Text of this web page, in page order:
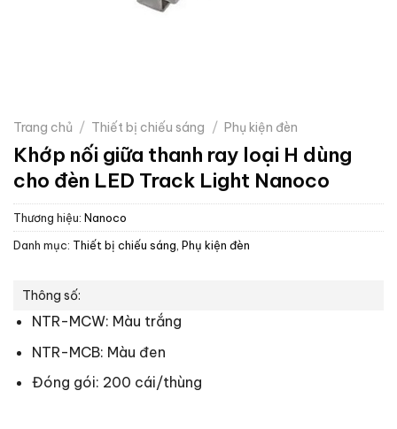
Trang chủ / Thiết bị chiếu sáng / Phụ kiện đèn
Khớp nối giữa thanh ray loại H dùng
cho đèn LED Track Light Nanoco
Thương hiệu: Nanoco
Danh mục: Thiết bị chiếu sáng, Phụ kiện đèn
Thông số:
NTR-MCW: Màu trắng
NTR-MCB: Màu đen
Đóng gói: 200 cái/thùng